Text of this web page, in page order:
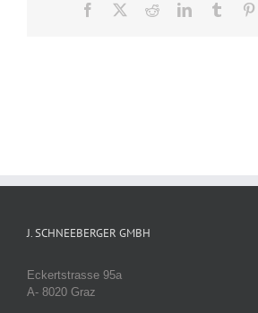
Facebook RedditLinkedInTumblr
J. SCHNEEBERGER GMBH
Eckertstrasse 95a
A- 8020 Graz